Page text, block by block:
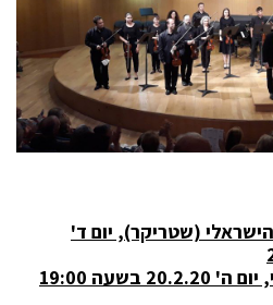
(שטריקר), יום ד'
בשעה 19:00